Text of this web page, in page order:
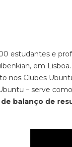
estudantes e
em
nos Clubes
– serve como
balanço de